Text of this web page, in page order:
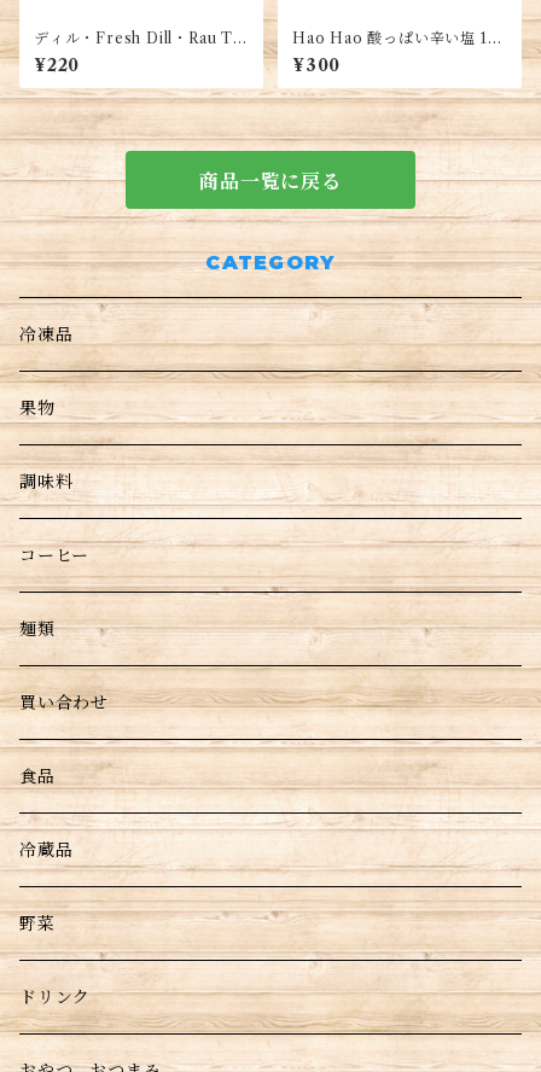
ディル・Fresh Dill・Rau Thì
Là (50g)
¥220
Hao Hao 酸っぱい辛い塩 1
本- Muoi Hảo Hảo(120g)
¥300
商品一覧に戻る
CATEGORY
冷凍品
果物
調味料
コーヒー
麺類
買い合わせ
食品
冷蔵品
野菜
ドリンク